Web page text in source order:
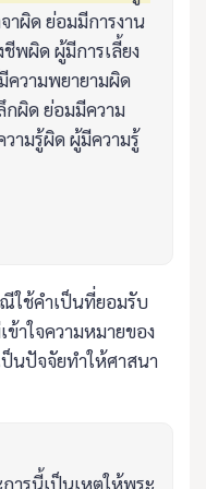
าผิด ย่อมมีการงาน
พผิด ผู้มีการเลี้ยง
วามพยายามผิด
กผิด ย่อมมีความ
ามรู้ผิด ผู้มีความรู้
ใช้คำเป็นที่ยอมรับ
าใจความหมายของ
นปัจจัยทำให้ศาสนา
ารนี้เป็นเหตุให้พระ